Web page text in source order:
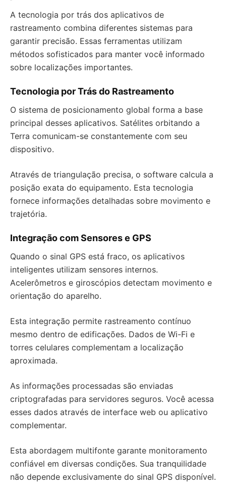
A tecnologia por trás dos aplicativos de
rastreamento combina diferentes sistemas para
garantir precisão. Essas ferramentas utilizam
métodos sofisticados para manter você informado
sobre localizações importantes.
Tecnologia por Trás do Rastreamento
O sistema de posicionamento global forma a base
principal desses aplicativos. Satélites orbitando a
Terra comunicam-se constantemente com seu
dispositivo.
Através de triangulação precisa, o software calcula a
posição exata do equipamento. Esta tecnologia
fornece informações detalhadas sobre movimento e
trajetória.
Integração com Sensores e GPS
Quando o sinal GPS está fraco, os aplicativos
inteligentes utilizam sensores internos.
Acelerômetros e giroscópios detectam movimento e
orientação do aparelho.
Esta integração permite rastreamento contínuo
mesmo dentro de edificações. Dados de Wi-Fi e
torres celulares complementam a localização
aproximada.
As informações processadas são enviadas
criptografadas para servidores seguros. Você acessa
esses dados através de interface web ou aplicativo
complementar.
Esta abordagem multifonte garante monitoramento
confiável em diversas condições. Sua tranquilidade
não depende exclusivamente do sinal GPS disponível.